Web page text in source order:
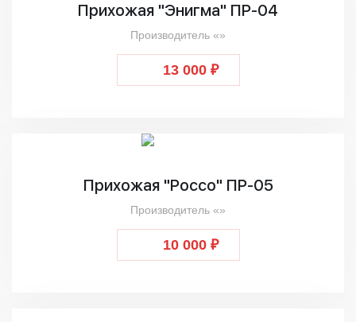
Прихожая "Энигма" ПР-04
Производитель «»
13 000 ₽
Прихожая "Россо" ПР-05
Производитель «»
10 000 ₽